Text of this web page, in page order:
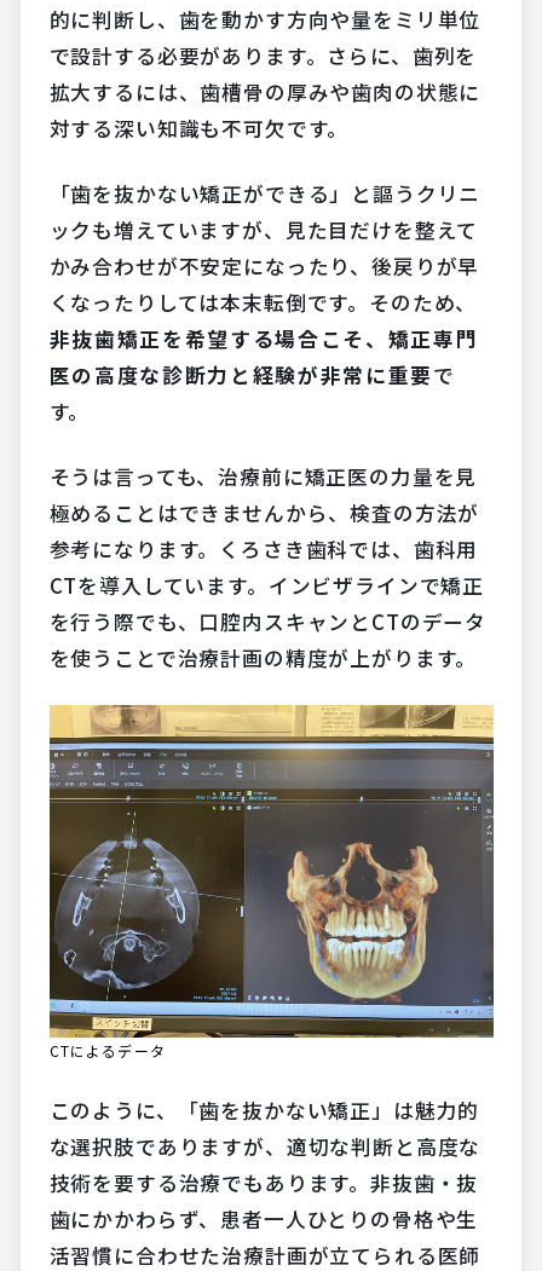
的に判断し、歯を動かす方向や量をミリ単位
で設計する必要があります。さらに、歯列を
拡大するには、歯槽骨の厚みや歯肉の状態に
対する深い知識も不可欠です。
「歯を抜かない矯正ができる」と謳うクリニ
ックも増えていますが、見た目だけを整えて
かみ合わせが不安定になったり、後戻りが早
くなったりしては本末転倒です。そのため、
非抜歯矯正を希望する場合こそ、矯正専門
医の高度な診断力と経験が非常に重要で
す。
そうは言っても、治療前に矯正医の力量を見
極めることはできませんから、検査の方法が
参考になります。くろさき歯科では、歯科用
CTを導入しています。インビザラインで矯正
を行う際でも、口腔内スキャンとCTのデータ
を使うことで治療計画の精度が上がります。
CTによるデータ
このように、「歯を抜かない矯正」は魅力的
な選択肢でありますが、適切な判断と高度な
技術を要する治療でもあります。非抜歯・抜
歯にかかわらず、患者一人ひとりの骨格や生
活習慣に合わせた治療計画が立てられる医師